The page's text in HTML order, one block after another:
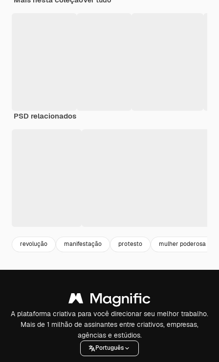
PSD relacionados
revolução manifestação protesto mulher poderosa
A plataforma criativa para você direcionar seu melhor trabalho.
Mais de 1 milhão de assinantes entre criativos, empresas,
agências e estúdios.
Português